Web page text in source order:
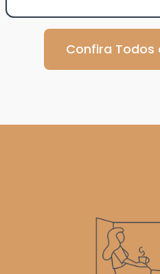
Confira Todos